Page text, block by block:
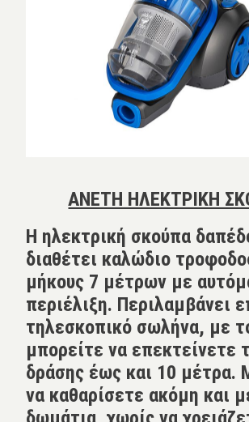
ΑΝΕΤΗ ΗΛΕΚΤΡΙΚΗ
Η ηλεκτρική σκούπα
διαθέτει καλώδιο
μήκους 7 μέτρων με
περιέλιξη. Περιλαμβάνει
τηλεσκοπικό σωλήνα, με
μπορείτε να επεκτείνετε
δράσης έως και 10 μέτρα.
να καθαρίσετε ακόμη και